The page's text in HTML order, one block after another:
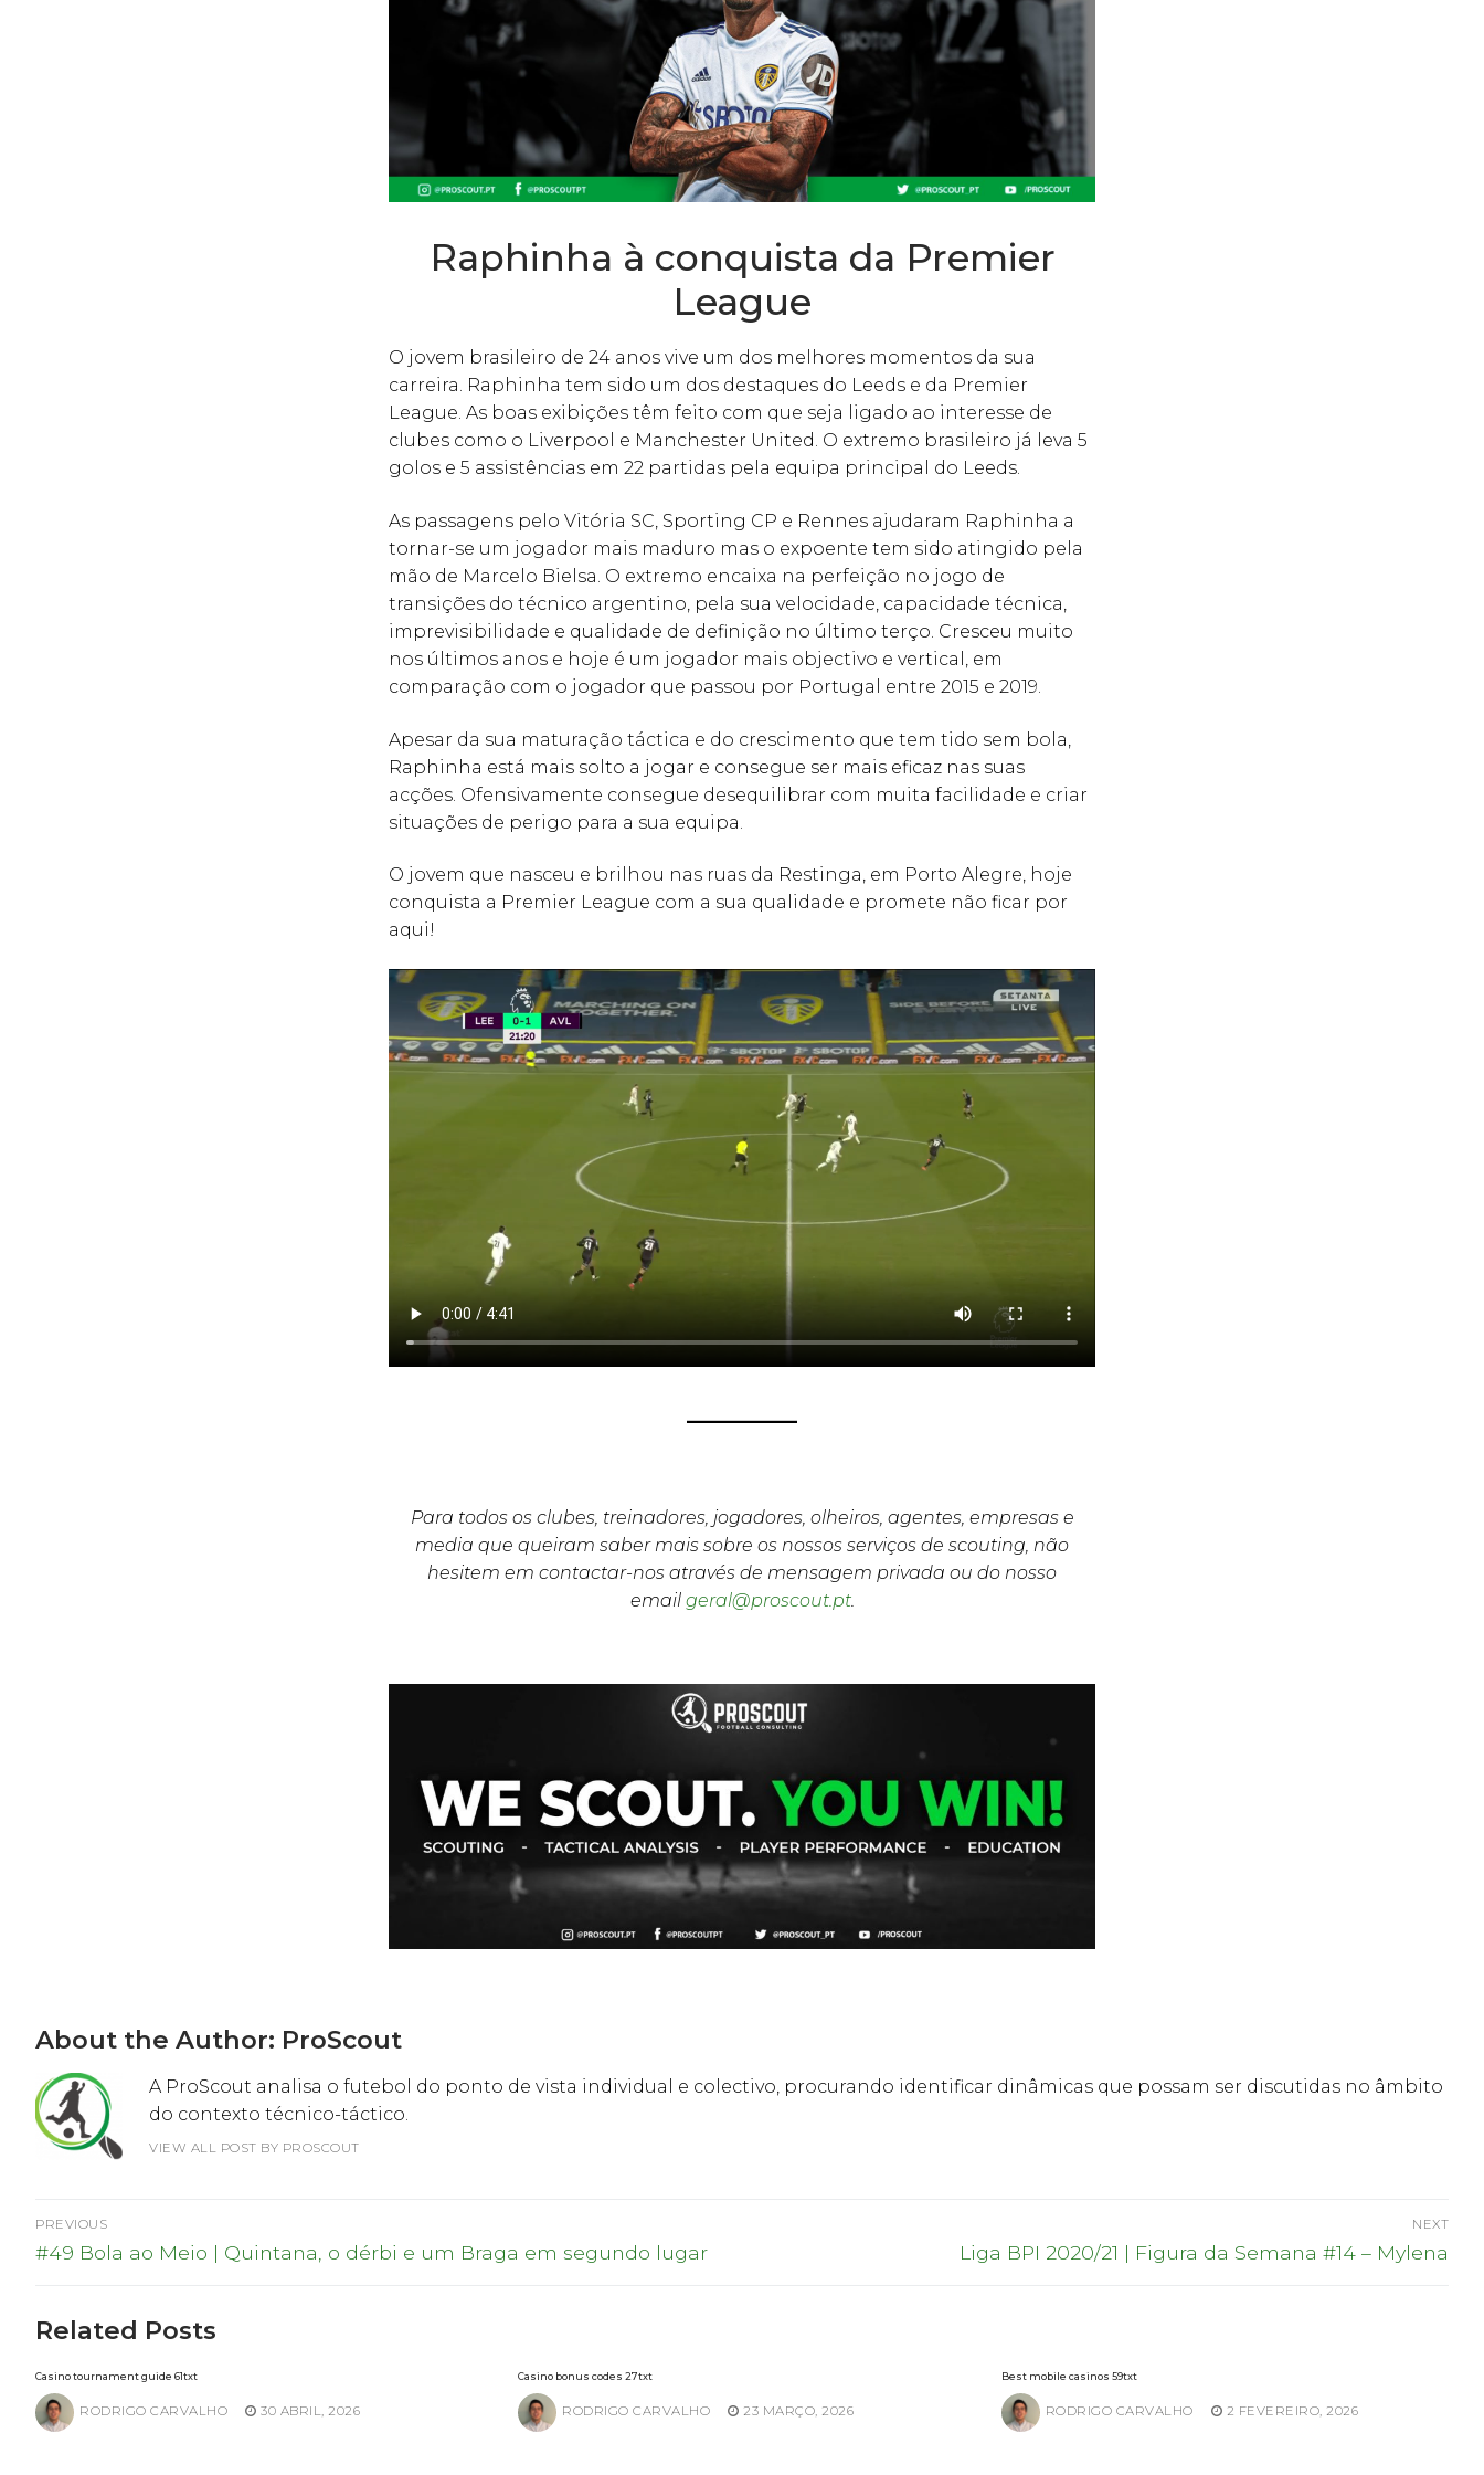
Raphinha à conquista da Premier
League
O jovem brasileiro de 24 anos vive um dos melhores momentos da sua
carreira. Raphinha tem sido um dos destaques do Leeds e da Premier
League. As boas exibições têm feito com que seja ligado ao interesse de
clubes como o Liverpool e Manchester United. O extremo brasileiro já leva 5
golos e 5 assistências em 22 partidas pela equipa principal do Leeds.
As passagens pelo Vitória SC, Sporting CP e Rennes ajudaram Raphinha a
tornar-se um jogador mais maduro mas o expoente tem sido atingido pela
mão de Marcelo Bielsa. O extremo encaixa na perfeição no jogo de
transições do técnico argentino, pela sua velocidade, capacidade técnica,
imprevisibilidade e qualidade de definição no último terço. Cresceu muito
nos últimos anos e hoje é um jogador mais objectivo e vertical, em
comparação com o jogador que passou por Portugal entre 2015 e 2019.
Apesar da sua maturação táctica e do crescimento que tem tido sem bola,
Raphinha está mais solto a jogar e consegue ser mais eficaz nas suas
acções. Ofensivamente consegue desequilibrar com muita facilidade e criar
situações de perigo para a sua equipa.
O jovem que nasceu e brilhou nas ruas da Restinga, em Porto Alegre, hoje
conquista a Premier League com a sua qualidade e promete não ficar por
aqui!
Para todos os clubes, treinadores, jogadores, olheiros, agentes, empresas e
media que queiram saber mais sobre os nossos serviços de scouting, não
hesitem em contactar-nos através de mensagem privada ou do nosso
email geral@proscout.pt.
About the Author: ProScout
A ProScout analisa o futebol do ponto de vista individual e colectivo, procurando identificar dinâmicas que possam ser discutidas no âmbito
do contexto técnico-táctico.
VIEW ALL POST BY PROSCOUT
Navegação
de
PREVIOUS
Previous
#49 Bola ao Meio | Quintana, o dérbi e um Braga em segundo lugar
NEXT
Next
Liga BPI 2020/21 | Figura da Semana #14 – Mylena
Related Posts
Casino tournament guide 61txt
RODRIGO CARVALHO 30 ABRIL, 2026
Casino bonus codes 27txt
RODRIGO CARVALHO 23 MARÇO, 2026
Best mobile casinos 59txt
RODRIGO CARVALHO 2 FEVEREIRO, 2026